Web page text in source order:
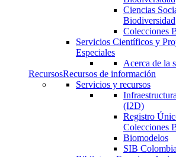
Ciencias
Biodiversidad
Colecciones
Servicios Científicos y
Especiales
Acerca de la
RecursosRecursos de información
Servicios y recursos
(I2D)
Registro
Colecciones
Biomodelos
SIB Colombia